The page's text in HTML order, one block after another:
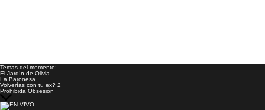
Temas del momento:
El Jardín de Olivia
La Baronesa
Volverías con tu ex? 2
Prohibida Obsesión